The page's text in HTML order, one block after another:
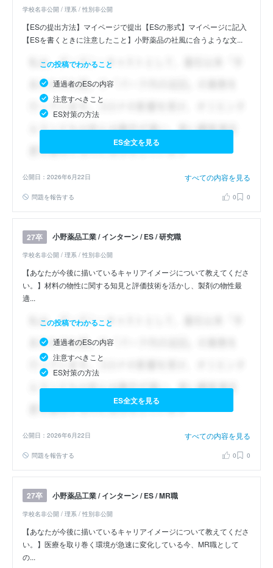
学校名非公開 / 理系 / 性別非公開
【ESの提出方法】マイページで提出【ESの形式】マイページに記入
【ESを書くときに注意したこと】小野薬品の社風に合うような文...
この投稿でわかること
通過者のESの内容
注意すべきこと
ES対策の方法
ES全文を見る
公開日：2026年6月22日 すべての内容を見る
問題を報告する 0 0
27卒 小野薬品工業 / インターン / ES / 研究職
学校名非公開 / 理系 / 性別非公開
【あなたが今後に描いているキャリアイメージについて教えてくださ
い。】材料の物性に関する知見と評価技術を活かし、製剤の物性最
適...
この投稿でわかること
通過者のESの内容
注意すべきこと
ES対策の方法
ES全文を見る
公開日：2026年6月22日 すべての内容を見る
問題を報告する 0 0
27卒 小野薬品工業 / インターン / ES / MR職
学校名非公開 / 理系 / 性別非公開
【あなたが今後に描いているキャリアイメージについて教えてくださ
い。】医療を取り巻く環境が急速に変化している今、MR職として
の...